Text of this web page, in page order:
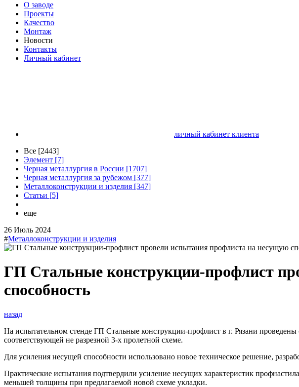
О заводе
Проекты
Качество
Монтаж
Новости
Контакты
Личный кабинет
личный кабинет клиента
Все [2443]
Элемент [7]
Черная металлургия в России [1707]
Черная металлургия за рубежом [377]
Металлоконструкции и изделия [347]
Статьи [5]
еще
26 Июль 2024
#Металлоконструкции и изделия
ГП Стальные конструкции-профлист
способность
назад
На испытательном стенде ГП Стальные конструкции-профлист в г. Рязани
соответствующей не разрезной 3-х пролетной схеме.
Для усиления несущей способности использовано новое техническое решение,
Практические испытания подтвердили усиление несущих характеристик
меньшей толщины при предлагаемой новой схеме укладки.